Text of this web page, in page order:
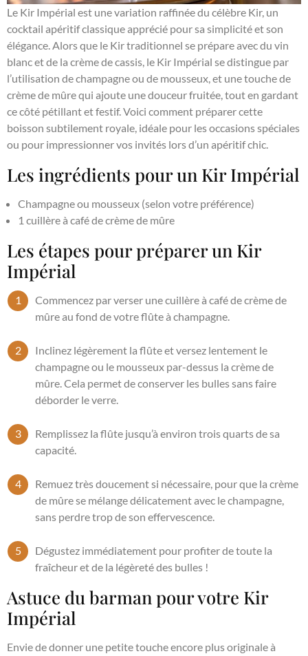
Le Kir Impérial est une variation raffinée du célèbre Kir, un
cocktail apéritif classique apprécié pour sa simplicité et son
élégance. Alors que le Kir traditionnel se prépare avec du vin
blanc et de la crème de cassis, le Kir Impérial se distingue par
l’utilisation de champagne ou de mousseux, et une touche de
crème de mûre qui ajoute une douceur fruitée, tout en gardant
ce côté pétillant et festif. Voici comment préparer cette
boisson subtilement royale, idéale pour les occasions spéciales
ou pour impressionner vos invités lors d’un apéritif chic.
Les ingrédients pour un Kir Impérial
Champagne ou mousseux (selon votre préférence)
1 cuillère à café de crème de mûre
Les étapes pour préparer un Kir
Impérial
Commencez par verser une cuillère à café de crème de
mûre au fond de votre flûte à champagne.
Inclinez légèrement la flûte et versez lentement le
champagne ou le mousseux par-dessus la crème de
mûre. Cela permet de conserver les bulles sans faire
déborder le verre.
Remplissez la flûte jusqu’à environ trois quarts de sa
capacité.
Remuez très doucement si nécessaire, pour que la crème
de mûre se mélange délicatement avec le champagne,
sans perdre trop de son effervescence.
Dégustez immédiatement pour profiter de toute la
fraîcheur et de la légèreté des bulles !
Astuce du barman pour votre Kir
Impérial
Envie de donner une petite touche encore plus originale à